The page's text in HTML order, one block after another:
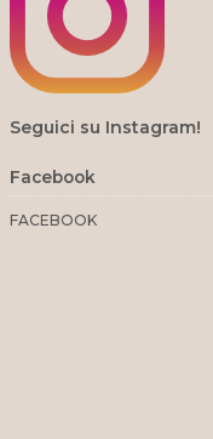
Seguici su Instagram!
Facebook
FACEBOOK